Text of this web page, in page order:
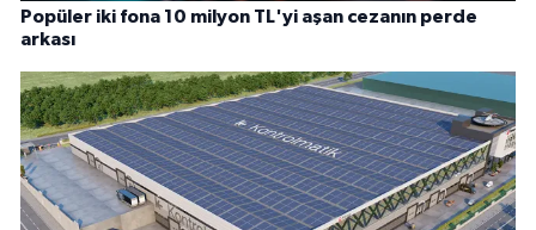
Popüler iki fona 10 milyon TL'yi aşan cezanın perde
arkası